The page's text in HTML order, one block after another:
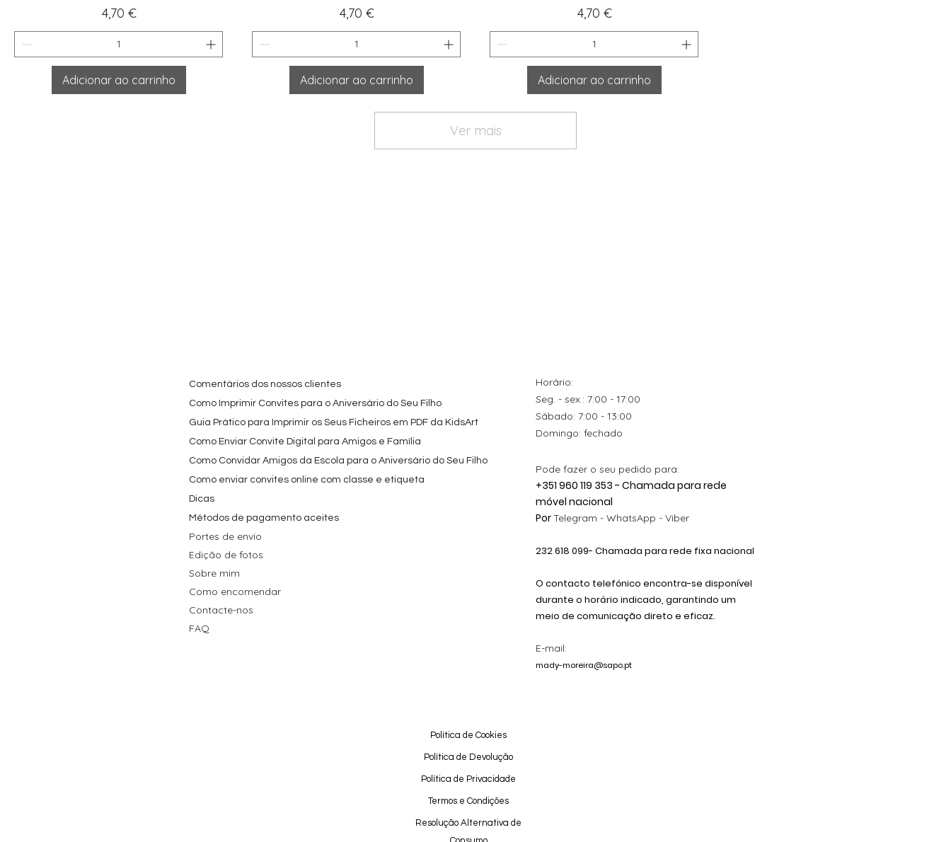
Preço
4,70 €
Adicionar ao carrinho
Preço
4,70 €
Adicionar ao carrinho
Preço
4,70 €
Adicionar ao carrinho
Ver mais
Comentários dos nossos clientes
Como Imprimir Convites para o Aniversário do Seu Filho
Guia Prático para Imprimir os Seus Ficheiros em PDF da KidsArt
Como Enviar Convite Digital para Amigos e Família
Como Convidar Amigos da Escola para o Aniversário do Seu Filho
Como enviar convites online com classe e etiqueta
Dicas
Métodos de pagamento aceites
Portes de envio
Edição de fotos
Sobre mim
Como encomendar
Contacte-nos
FAQ
Horário:
Seg. - sex.: 7:00 - 17:00
​​Sábado: 7:00 - 13:00
​Domingo: fechado
Pode fazer o seu pedido para:
+351 960 119 353 - Chamada para rede
móvel nacional
PorTelegram - WhatsApp - Viber
232 618 099- Chamada para rede fixa nacional
O contacto telefónico encontra-se disponível
durante o horário indicado, garantindo um
meio de comunicação direto e eficaz.
E-mail:
mady-moreira@sapo.pt
Política de Cookies
Política de Devolução
Política de Privacidade
Termos e Condições
Resolução Alternativa de